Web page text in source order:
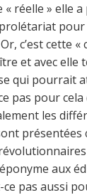
« réelle » elle
c’est cette «
et avec elle
qui pourrait
pas pour
les
présentées
aux
ce pas aussi